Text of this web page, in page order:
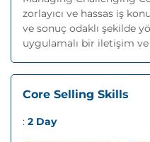
zorlayıcı ve hassas iş
ve sonuç odaklı şekilde
uygulamalı bir iletişim
Core Selling Skills
: 2 Day